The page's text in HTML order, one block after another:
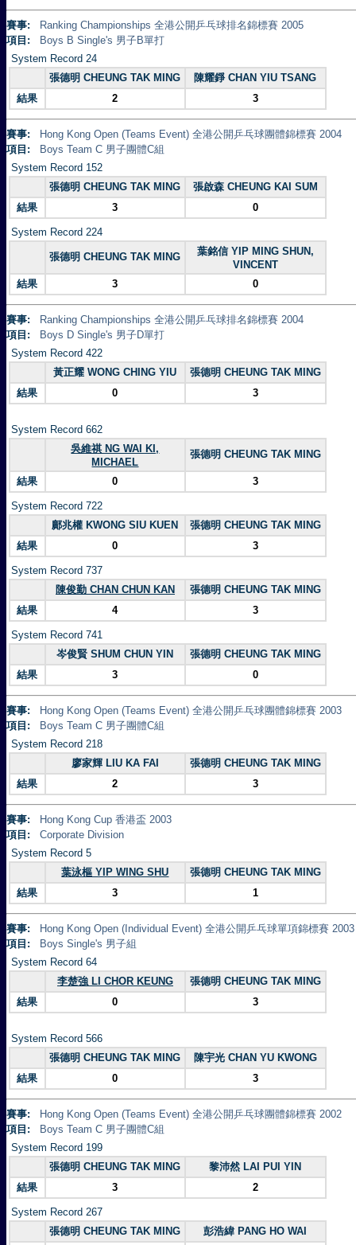
賽事:
Ranking Championships 全港公開乒乓球排名錦標賽 2005
項目:
Boys B Single's 男子B單打
System Record 24
張德明 CHEUNG TAK MING
陳耀錚 CHAN YIU TSANG
結果
2 3
賽事:
Hong Kong Open (Teams Event) 全港公開乒乓球團體錦標賽 2004
項目:
Boys Team C 男子團體C組
System Record 152
張德明 CHEUNG TAK MING
張啟森 CHEUNG KAI SUM
結果
3 0
System Record 224
張德明 CHEUNG TAK MING
葉銘信 YIP MING SHUN,
VINCENT
結果
3 0
賽事:
Ranking Championships 全港公開乒乓球排名錦標賽 2004
項目:
Boys D Single's 男子D單打
System Record 422
黃正耀 WONG CHING YIU
張德明 CHEUNG TAK MING
結果
0 3
System Record 662
吳維祺 NG WAI KI,
MICHAEL
張德明 CHEUNG TAK MING
結果 0 3
System Record 722
鄺兆權 KWONG SIU KUEN
張德明 CHEUNG TAK MING
結果
0 3
System Record 737
陳俊勤 CHAN CHUN KAN
張德明 CHEUNG TAK MING
結果
4 3
System Record 741
岑俊賢 SHUM CHUN YIN
張德明 CHEUNG TAK MING
結果
3 0
賽事:
Hong Kong Open (Teams Event) 全港公開乒乓球團體錦標賽 2003
項目:
Boys Team C 男子團體C組
System Record 218
廖家輝 LIU KA FAI
張德明 CHEUNG TAK MING
結果
2 3
賽事:
Hong Kong Cup 香港盃 2003
項目:
Corporate Division
System Record 5
葉泳樞 YIP WING SHU
張德明 CHEUNG TAK MING
結果
3 1
賽事:
Hong Kong Open (Individual Event) 全港公開乒乓球單項錦標賽 2003
項目:
Boys Single's 男子組
System Record 64
李楚強 LI CHOR KEUNG
張德明 CHEUNG TAK MING
結果
0 3
System Record 566
張德明 CHEUNG TAK MING
陳宇光 CHAN YU KWONG
結果
0 3
賽事:
Hong Kong Open (Teams Event) 全港公開乒乓球團體錦標賽 2002
項目:
Boys Team C 男子團體C組
System Record 199
張德明 CHEUNG TAK MING
黎沛然 LAI PUI YIN
結果
3 2
System Record 267
張德明 CHEUNG TAK MING
彭浩緯 PANG HO WAI